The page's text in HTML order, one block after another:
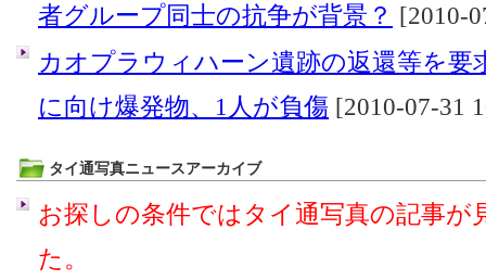
者グループ同士の抗争が背景？ [2010-
カオプラウィハーン遺跡の返還等を要
に向け爆発物、1人が負傷 [2010-07-31
タイ通写真ニュースアーカイブ
お探しの条件ではタイ通写真の記事が
た。